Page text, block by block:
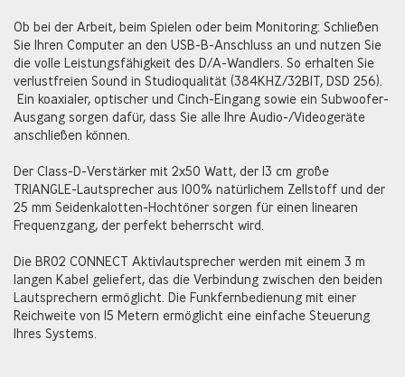
Ob bei der Arbeit, beim Spielen oder beim Monitoring: Schließen
Sie Ihren Computer an den USB-B-Anschluss an und nutzen Sie
die volle Leistungsfähigkeit des D/A-Wandlers. So erhalten Sie
verlustfreien Sound in Studioqualität (384KHZ/32BIT, DSD 256).
Ein koaxialer, optischer und Cinch-Eingang sowie ein Subwoofer-
Ausgang sorgen dafür, dass Sie alle Ihre Audio-/Videogeräte
anschließen können.
Der Class-D-Verstärker mit 2x50 Watt, der 13 cm große
TRIANGLE-Lautsprecher aus 100% natürlichem Zellstoff und der
25 mm Seidenkalotten-Hochtöner sorgen für einen linearen
Frequenzgang, der perfekt beherrscht wird.
Die BR02 CONNECT Aktivlautsprecher werden mit einem 3 m
langen Kabel geliefert, das die Verbindung zwischen den beiden
Lautsprechern ermöglicht. Die Funkfernbedienung mit einer
Reichweite von 15 Metern ermöglicht eine einfache Steuerung
Ihres Systems.